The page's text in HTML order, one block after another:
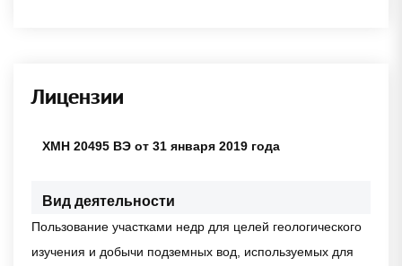
Лицензии
ХМН 20495 ВЭ от 31 января 2019 года
Вид деятельности
Пользование участками недр для целей геологического
изучения и добычи подземных вод, используемых для